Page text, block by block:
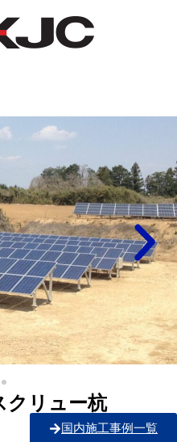
クリュー杭
国内施工事例一覧